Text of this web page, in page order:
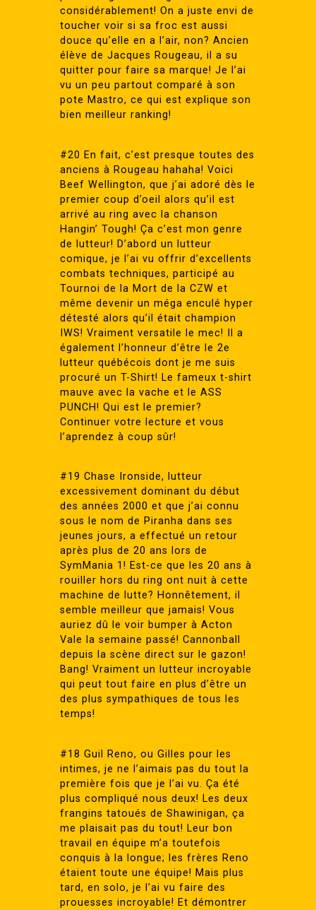
considérablement! On a juste envi de
toucher voir si sa froc est aussi
douce qu’elle en a l’air, non? Ancien
élève de Jacques Rougeau, il a su
quitter pour faire sa marque! Je l’ai
vu un peu partout comparé à son
pote Mastro, ce qui est explique son
bien meilleur ranking!
#20 En fait, c’est presque toutes des
anciens à Rougeau hahaha! Voici
Beef Wellington, que j’ai adoré dès le
premier coup d’oeil alors qu’il est
arrivé au ring avec la chanson
Hangin’ Tough! Ça c’est mon genre
de lutteur! D’abord un lutteur
comique, je l’ai vu offrir d’excellents
combats techniques, participé au
Tournoi de la Mort de la CZW et
même devenir un méga enculé hyper
détesté alors qu’il était champion
IWS! Vraiment versatile le mec! Il a
également l’honneur d’être le 2e
lutteur québécois dont je me suis
procuré un T-Shirt! Le fameux t-shirt
mauve avec la vache et le ASS
PUNCH! Qui est le premier?
Continuer votre lecture et vous
l’aprendez à coup sûr!
#19 Chase Ironside, lutteur
excessivement dominant du début
des années 2000 et que j’ai connu
sous le nom de Piranha dans ses
jeunes jours, a effectué un retour
après plus de 20 ans lors de
SymMania 1! Est-ce que les 20 ans à
rouiller hors du ring ont nuit à cette
machine de lutte? Honnêtement, il
semble meilleur que jamais! Vous
auriez dû le voir bumper à Acton
Vale la semaine passé! Cannonball
depuis la scène direct sur le gazon!
Bang! Vraiment un lutteur incroyable
qui peut tout faire en plus d’être un
des plus sympathiques de tous les
temps!
#18 Guil Reno, ou Gilles pour les
intimes, je ne l’aimais pas du tout la
première fois que je l’ai vu. Ça été
plus compliqué nous deux! Les deux
frangins tatoués de Shawinigan, ça
me plaisait pas du tout! Leur bon
travail en équipe m’a toutefois
conquis à la longue; les frères Reno
étaient toute une équipe! Mais plus
tard, en solo, je l’ai vu faire des
prouesses incroyable! Et démontrer